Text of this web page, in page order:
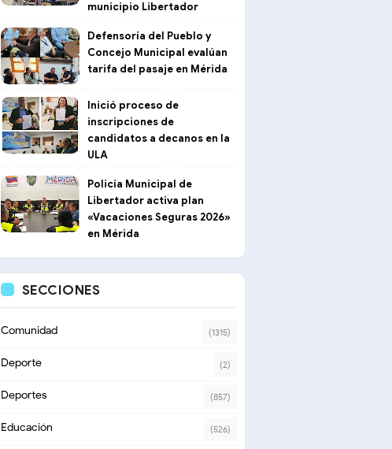
municipio Libertador
Defensoría del Pueblo y
Concejo Municipal evalúan
tarifa del pasaje en Mérida
Inició proceso de
inscripciones de
candidatos a decanos en la
ULA
Policía Municipal de
Libertador activa plan
«Vacaciones Seguras 2026»
en Mérida
SECCIONES
Comunidad (1315)
Deporte (2)
Deportes (857)
Educación (526)